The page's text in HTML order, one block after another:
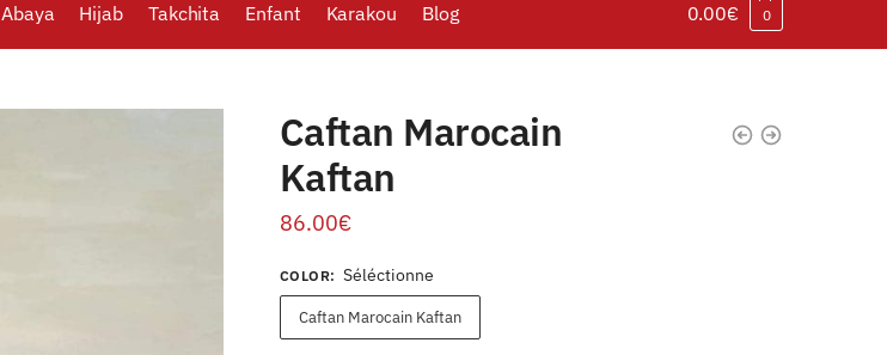
Abaya Hijab Takchita Enfant Karakou Blog 0.00€ 0
Caftan Marocain
Kaftan
86.00€
COLOR: Séléctionne
Caftan Marocain Kaftan